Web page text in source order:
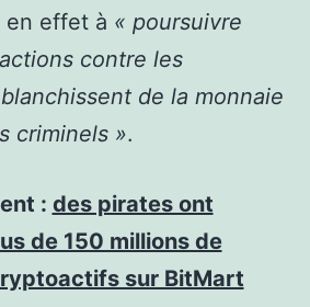
en effet à « poursuivre
contre les
de la monnaie
criminels ».
: des pirates ont
de 150 millions de
sur BitMart